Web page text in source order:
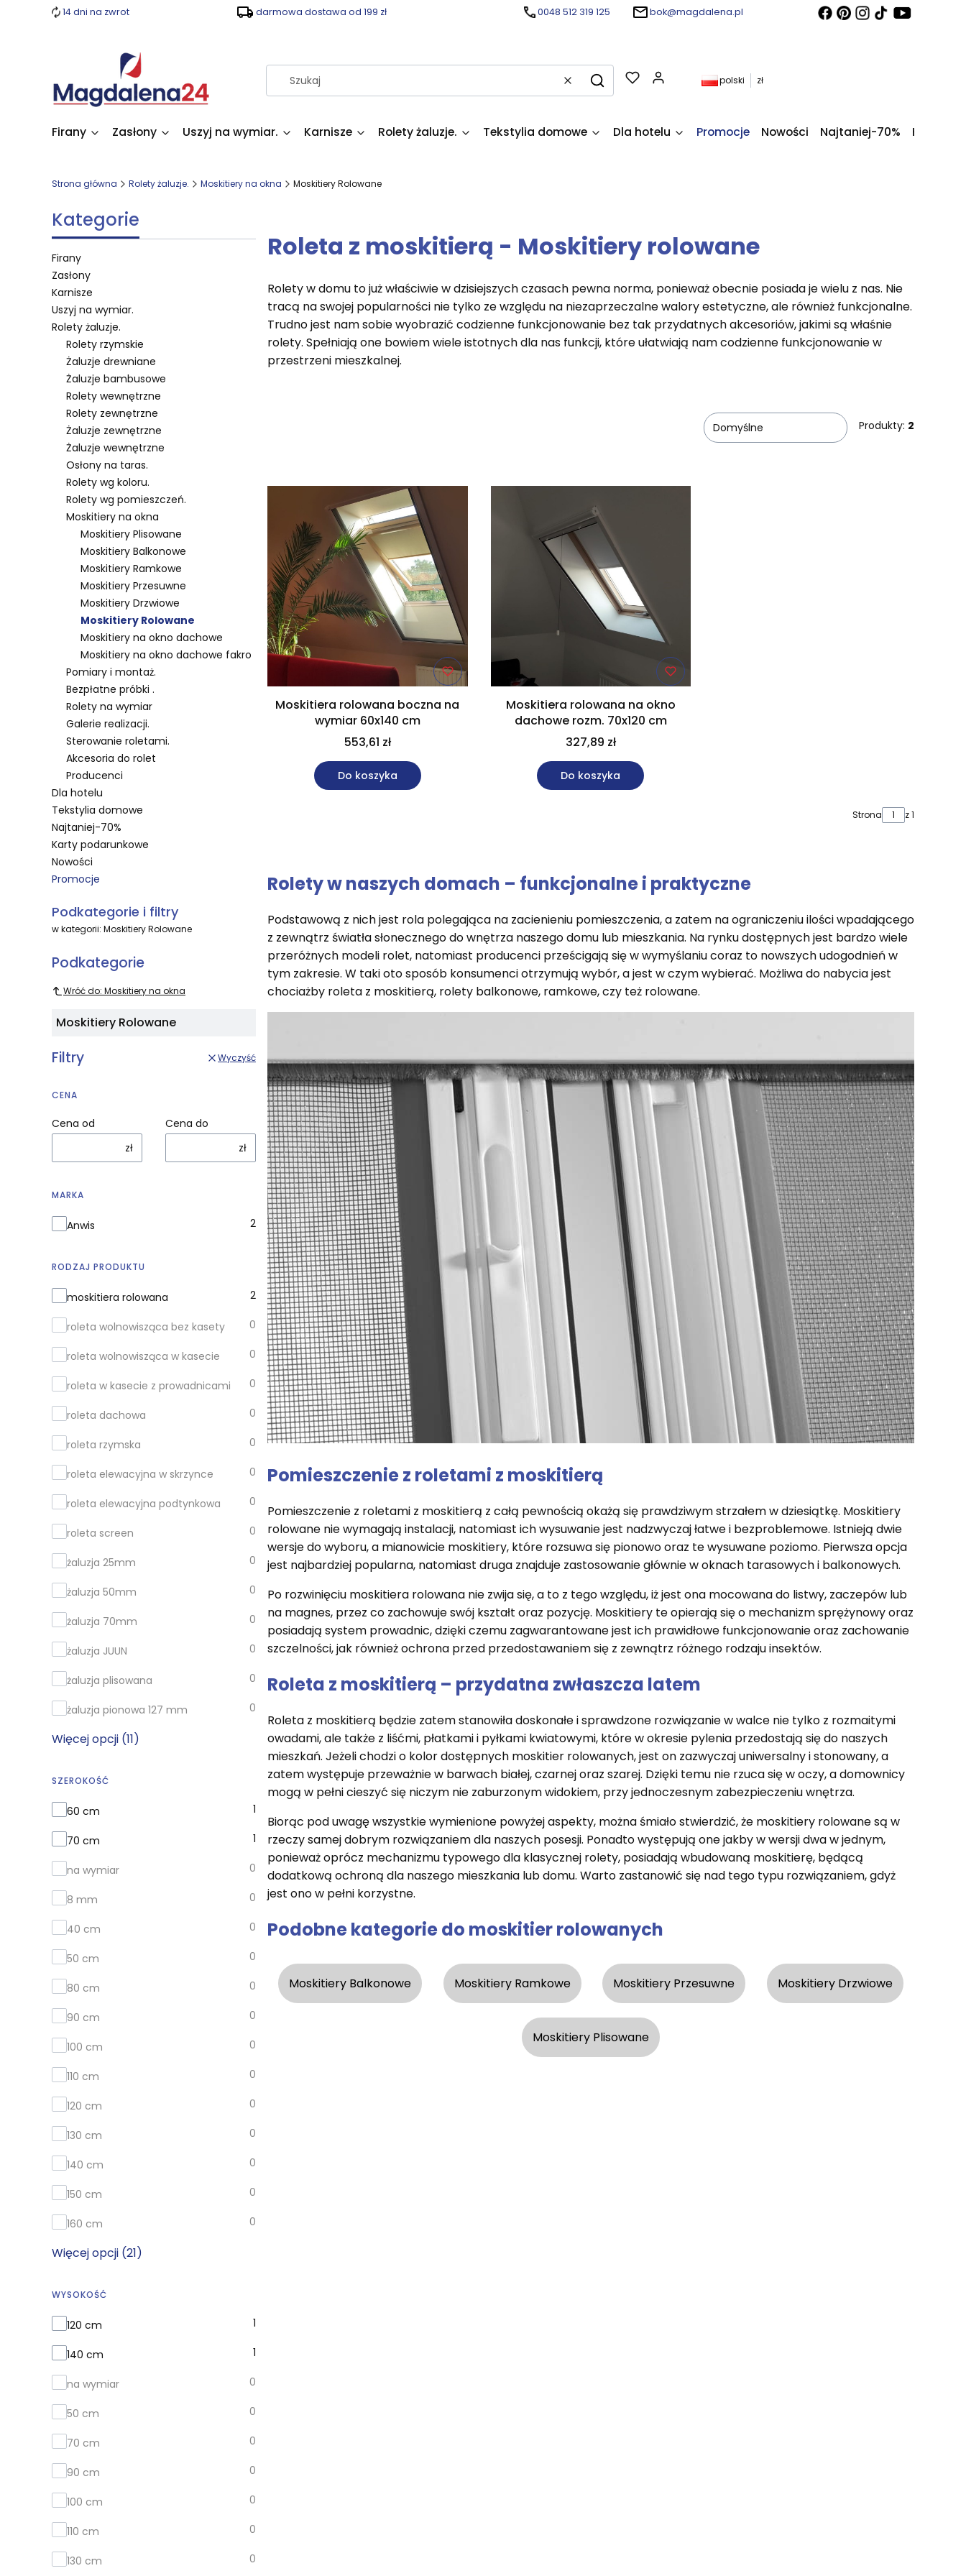
14 dni na zwrot darmowa dostawa od 199 zł 0048 512 319 125 bok@magdalena.pl
WyczyśćSzukaj
Produkty w koszyku: 0. Zobacz szczegóły
polski zł
Firany Zasłony Uszyj na wymiar. Karnisze Rolety żaluzje. Tekstylia domowe Dla hotelu Promocje Nowości Najtaniej-70% Kupony
Strona główna Rolety żaluzje. Moskitiery na okna Moskitiery Rolowane
Kategorie
Firany
Zasłony
Karnisze
Uszyj na wymiar.
Rolety żaluzje.
Rolety rzymskie
Żaluzje drewniane
Żaluzje bambusowe
Rolety wewnętrzne
Rolety zewnętrzne
Żaluzje zewnętrzne
Żaluzje wewnętrzne
Osłony na taras.
Rolety wg koloru.
Rolety wg pomieszczeń.
Moskitiery na okna
Moskitiery Plisowane
Moskitiery Balkonowe
Moskitiery Ramkowe
Moskitiery Przesuwne
Moskitiery Drzwiowe
Moskitiery Rolowane
Moskitiery na okno dachowe
Moskitiery na okno dachowe fakro
Pomiary i montaż.
Bezpłatne próbki .
Rolety na wymiar
Galerie realizacji.
Sterowanie roletami.
Akcesoria do rolet
Producenci
Dla hotelu
Tekstylia domowe
Najtaniej-70%
Karty podarunkowe
Nowości
Promocje
Podkategorie i filtry
w kategorii: Moskitiery Rolowane
Podkategorie
Wróć do: Moskitiery na okna
Moskitiery Rolowane
Filtry Wyczyść
CENA
Cena od
zł
Cena do
zł
MARKA
Marka
Anwis 2
RODZAJ PRODUKTU
Rodzaj produktu
moskitiera rolowana 2
roleta wolnowisząca bez kasety 0
roleta wolnowisząca w kasecie 0
roleta w kasecie z prowadnicami 0
roleta dachowa 0
roleta rzymska 0
roleta elewacyjna w skrzynce 0
roleta elewacyjna podtynkowa 0
roleta screen 0
żaluzja 25mm 0
żaluzja 50mm 0
żaluzja 70mm 0
żaluzja JUUN 0
żaluzja plisowana 0
żaluzja pionowa 127 mm 0
Więcej opcji (11)
SZEROKOŚĆ
Szerokość
60 cm 1
70 cm 1
na wymiar 0
8 mm 0
40 cm 0
50 cm 0
80 cm 0
90 cm 0
100 cm 0
110 cm 0
120 cm 0
130 cm 0
140 cm 0
150 cm 0
160 cm 0
Więcej opcji (21)
WYSOKOŚĆ
Wysokość
120 cm 1
140 cm 1
na wymiar 0
50 cm 0
70 cm 0
90 cm 0
100 cm 0
110 cm 0
130 cm 0
Roleta z moskitierą - Moskitiery rolowane
Rolety w domu to już właściwie w dzisiejszych czasach pewna norma, ponieważ obecnie posiada je wielu z nas. Nie
tracą na swojej popularności nie tylko ze względu na niezaprzeczalne walory estetyczne, ale również funkcjonalne.
Trudno jest nam sobie wyobrazić codzienne funkcjonowanie bez tak przydatnych akcesoriów, jakimi są właśnie
rolety. Spełniają one bowiem wiele istotnych dla nas funkcji, które ułatwiają nam codzienne funkcjonowanie w
przestrzeni mieszkalnej.
Domyślne Produkty: 2
Moskitiera rolowana boczna na
wymiar 60x140 cm
553,61 zł
Do koszyka
Moskitiera rolowana na okno
dachowe rozm. 70x120 cm
327,89 zł
Do koszyka
Strona z 1
Rolety w naszych domach – funkcjonalne i praktyczne
Podstawową z nich jest rola polegająca na zacienieniu pomieszczenia, a zatem na ograniczeniu ilości wpadającego
z zewnątrz światła słonecznego do wnętrza naszego domu lub mieszkania. Na rynku dostępnych jest bardzo wiele
przeróżnych modeli rolet, natomiast producenci prześcigają się w wymyślaniu coraz to nowszych udogodnień w
tym zakresie. W taki oto sposób konsumenci otrzymują wybór, a jest w czym wybierać. Możliwa do nabycia jest
chociażby roleta z moskitierą, rolety balkonowe, ramkowe, czy też rolowane.
Pomieszczenie z roletami z moskitierą
Pomieszczenie z roletami z moskitierą z całą pewnością okażą się prawdziwym strzałem w dziesiątkę. Moskitiery
rolowane nie wymagają instalacji, natomiast ich wysuwanie jest nadzwyczaj łatwe i bezproblemowe. Istnieją dwie
wersje do wyboru, a mianowicie moskitiery, które rozsuwa się pionowo oraz te wysuwane poziomo. Pierwsza opcja
jest najbardziej popularna, natomiast druga znajduje zastosowanie głównie w oknach tarasowych i balkonowych.
Po rozwinięciu moskitiera rolowana nie zwija się, a to z tego względu, iż jest ona mocowana do listwy, zaczepów lub
na magnes, przez co zachowuje swój kształt oraz pozycję. Moskitiery te opierają się o mechanizm sprężynowy oraz
posiadają system prowadnic, dzięki czemu zagwarantowane jest ich prawidłowe funkcjonowanie oraz zachowanie
szczelności, jak również ochrona przed przedostawaniem się z zewnątrz różnego rodzaju insektów.
Roleta z moskitierą – przydatna zwłaszcza latem
Roleta z moskitierą będzie zatem stanowiła doskonałe i sprawdzone rozwiązanie w walce nie tylko z rozmaitymi
owadami, ale także z liśćmi, płatkami i pyłkami kwiatowymi, które w okresie pylenia przedostają się do naszych
mieszkań. Jeżeli chodzi o kolor dostępnych moskitier rolowanych, jest on zazwyczaj uniwersalny i stonowany, a
zatem występuje przeważnie w barwach białej, czarnej oraz szarej. Dzięki temu nie rzuca się w oczy, a domownicy
mogą w pełni cieszyć się niczym nie zaburzonym widokiem, przy jednoczesnym zabezpieczeniu wnętrza.
Biorąc pod uwagę wszystkie wymienione powyżej aspekty, można śmiało stwierdzić, że moskitiery rolowane są w
rzeczy samej dobrym rozwiązaniem dla naszych posesji. Ponadto występują one jakby w wersji dwa w jednym,
ponieważ oprócz mechanizmu typowego dla klasycznej rolety, posiadają wbudowaną moskitierę, będącą
dodatkową ochroną dla naszego mieszkania lub domu. Warto zastanowić się nad tego typu rozwiązaniem, gdyż
jest ono w pełni korzystne.
Podobne kategorie do moskitier rolowanych
Moskitiery Balkonowe Moskitiery Ramkowe Moskitiery Przesuwne Moskitiery Drzwiowe
Moskitiery Plisowane